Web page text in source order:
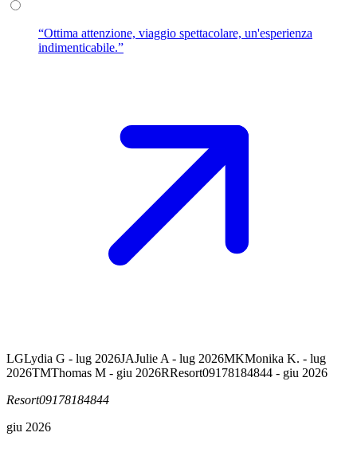
“Ottima attenzione, viaggio spettacolare, un'esperienza
indimenticabile.”
LGLydia G - lug 2026JAJulie A - lug 2026MKMonika K. - lug
2026TMThomas M - giu 2026RResort09178184844 - giu 2026
Resort09178184844
giu 2026